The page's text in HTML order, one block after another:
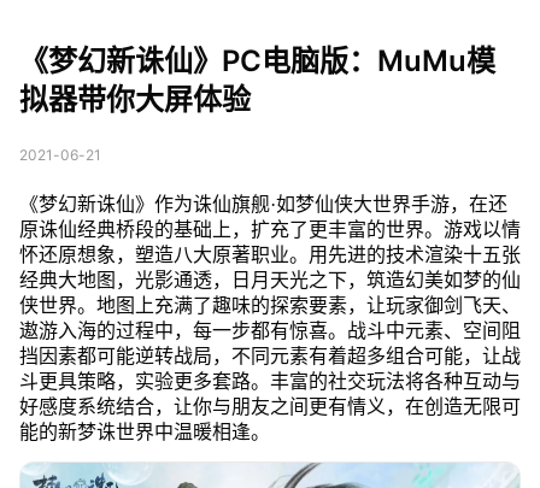
《梦幻新诛仙》PC电脑版：MuMu模
拟器带你大屏体验
2021-06-21
《梦幻新诛仙》作为诛仙旗舰·如梦仙侠大世界手游，在还
原诛仙经典桥段的基础上，扩充了更丰富的世界。游戏以情
怀还原想象，塑造八大原著职业。用先进的技术渲染十五张
经典大地图，光影通透，日月天光之下，筑造幻美如梦的仙
侠世界。地图上充满了趣味的探索要素，让玩家御剑飞天、
遨游入海的过程中，每一步都有惊喜。战斗中元素、空间阻
挡因素都可能逆转战局，不同元素有着超多组合可能，让战
斗更具策略，实验更多套路。丰富的社交玩法将各种互动与
好感度系统结合，让你与朋友之间更有情义，在创造无限可
能的新梦诛世界中温暖相逢。